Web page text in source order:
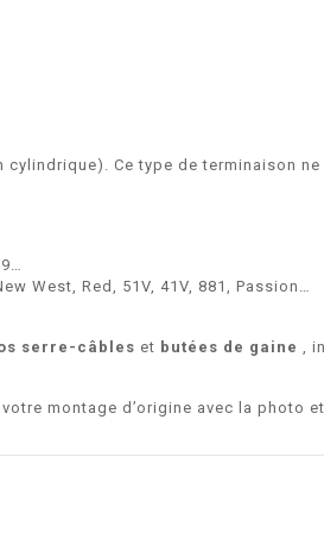
Ce type de terminaison
West, Red, 51V, 41V, 881, Passion…
serre-câbles et butées de gaine
,
montage d’origine avec la photo